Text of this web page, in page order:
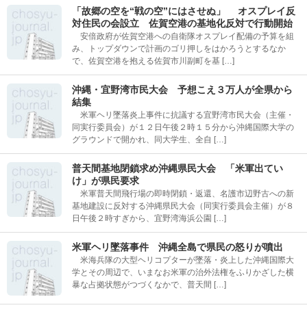
「故郷の空を“戦の空”にはさせぬ」 オスプレイ反
対住民の会設立 佐賀空港の基地化反対で行動開始
安倍政府が佐賀空港への自衛隊オスプレイ配備の予算を組
み、トップダウンで計画のゴリ押しをはかろうとするなか
で、佐賀空港を抱える佐賀市川副町を基 […]
沖縄・宜野湾市民大会 予想こえ３万人が全県から
結集
米軍ヘリ墜落炎上事件に抗議する宜野湾市民大会（主催・
同実行委員会）が１２日午後２時１５分から沖縄国際大学の
グラウンドで開かれ、同大学生、全自 […]
普天間基地閉鎖求め沖縄県民大会 「米軍出てい
け」が県民要求
米軍普天間飛行場の即時閉鎖・返還、名護市辺野古への新
基地建設に反対する沖縄県民大会（同実行委員会主催）が８
日午後２時すぎから、宜野湾海浜公園 […]
米軍ヘリ墜落事件 沖縄全島で県民の怒りが噴出
米海兵隊の大型ヘリコプターが墜落・炎上した沖縄国際大
学とその周辺で、いまなお米軍の治外法権をふりかざした横
暴な占拠状態がつづくなかで、普天間 […]